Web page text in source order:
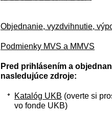
Objednanie, vyzdvihnutie,
Podmienky MVS a MMVS
Pred prihlásením a
nasledujúce zdroje:
Katalóg UKB (overte si
vo fonde UKB)